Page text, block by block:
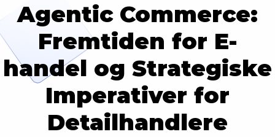
Agentic Commerce:
Fremtiden for E-
handel og Strategiske
Imperativer for
Detailhandlere